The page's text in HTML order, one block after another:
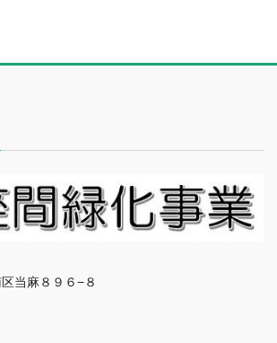
当麻８９６−８